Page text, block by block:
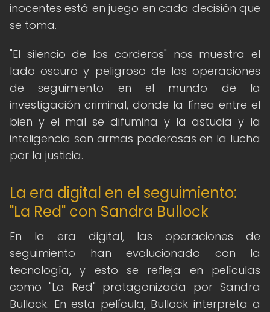
inocentes está en juego en cada decisión que
se toma.
"El silencio de los corderos" nos muestra el
lado oscuro y peligroso de las operaciones
de seguimiento en el mundo de la
investigación criminal, donde la línea entre el
bien y el mal se difumina y la astucia y la
inteligencia son armas poderosas en la lucha
por la justicia.
La era digital en el seguimiento:
"La Red" con Sandra Bullock
En la era digital, las operaciones de
seguimiento han evolucionado con la
tecnología, y esto se refleja en películas
como "La Red" protagonizada por Sandra
Bullock. En esta película, Bullock interpreta a